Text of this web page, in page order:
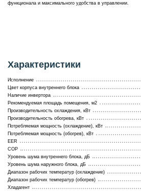
функционала и максимального удобства в управлении.
Характеристики
Исполнение
Цвет корпуса внутреннего блока
Наличие инвертора
Рекомендуемая площадь помещения, м2
Производительность охлаждения, кВт
Производительность обогрева, кВт
Потребляемая мощность (охлаждение), кВт
Потребляемая мощность (обогрев), кВт
EER
COP
Уровень шума внутреннего блока, дБ
Уровень шума наружного блока, дБ
Диапазон рабочих температур (охлаждение)
Диапазон рабочих температур (обогрев)
Хладагент